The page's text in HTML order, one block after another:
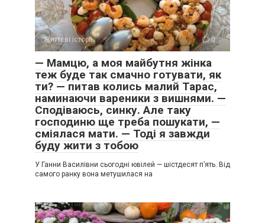
Життєві історії 0
— Мамцю, а моя майбутня жінка
теж буде так смачно готувати, як
ти? — питав колись малий Тарас,
наминаючи вареники з вишнями. —
Сподіваюсь, синку. Але таку
господиню ще треба пошукати, —
сміялася мати. — Тоді я завжди
буду жити з тобою
У Ганни Василівни сьогодні ювілей — шістдесят п’ять. Від
самого ранку вона метушилася на